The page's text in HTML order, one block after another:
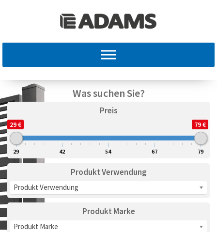
Was suchen Sie?
Preis
29 € 79 €
29 42 54 67 79
Produkt Verwendung
Produkt Verwendung
Produkt Marke
Produkt Marke